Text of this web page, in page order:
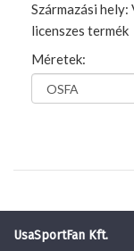
Származási hely:
licenszes termék
Méretek:
UsaSportFan Kft.